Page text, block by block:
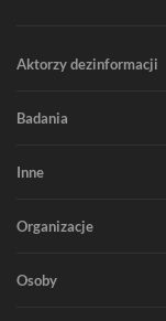
Aktorzy dezinformacji
Badania
Inne
Organizacje
Osoby